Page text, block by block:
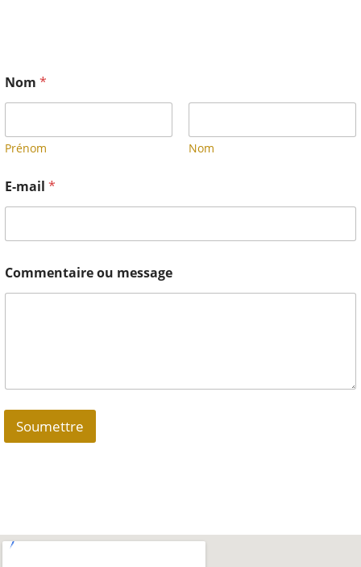
Nom *
Prénom Nom
E-mail *
Commentaire ou message
Soumettre